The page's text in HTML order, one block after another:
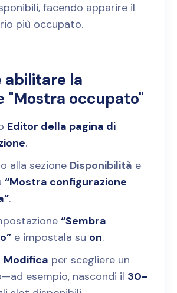
facendo apparire il
più occupato.
abilitare la
"Mostra occupato"
Editor della pagina di
.
alla sezione Disponibilità e
“Mostra configurazione
.
“Sembra
e impostala su on.
Modifica per scegliere un
esempio, nascondi il 30-